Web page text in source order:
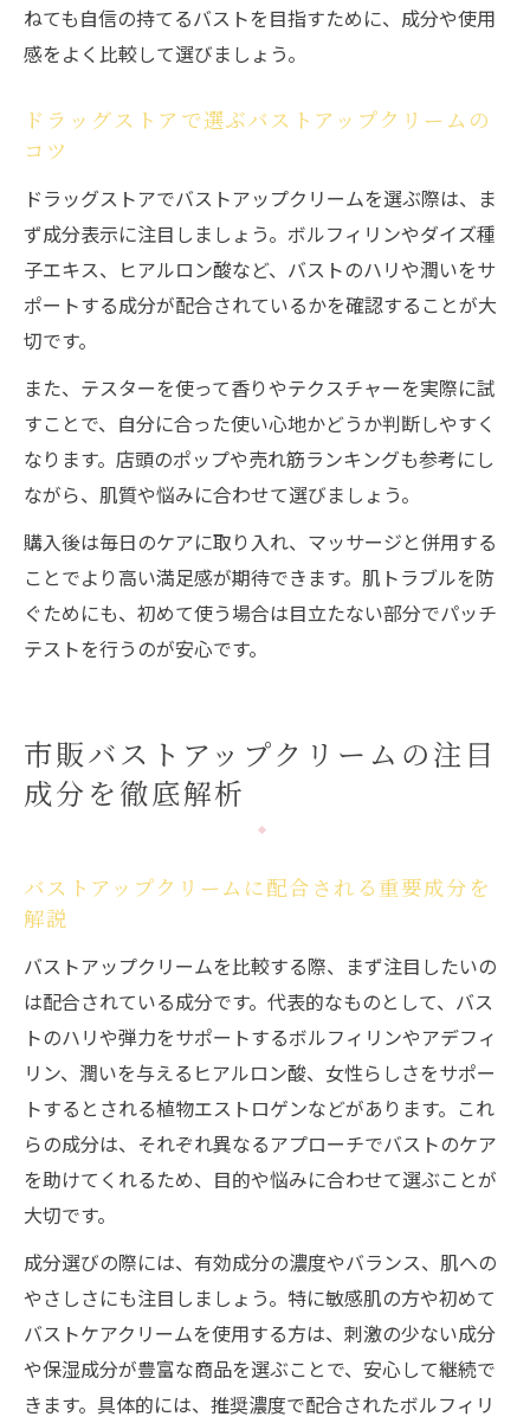
ねても自信の持てるバストを目指すために、成分や使用
感をよく比較して選びましょう。
ドラッグストアで選ぶバストアップクリームの
コツ
ドラッグストアでバストアップクリームを選ぶ際は、ま
ず成分表示に注目しましょう。ボルフィリンやダイズ種
子エキス、ヒアルロン酸など、バストのハリや潤いをサ
ポートする成分が配合されているかを確認することが大
切です。
また、テスターを使って香りやテクスチャーを実際に試
すことで、自分に合った使い心地かどうか判断しやすく
なります。店頭のポップや売れ筋ランキングも参考にし
ながら、肌質や悩みに合わせて選びましょう。
購入後は毎日のケアに取り入れ、マッサージと併用する
ことでより高い満足感が期待できます。肌トラブルを防
ぐためにも、初めて使う場合は目立たない部分でパッチ
テストを行うのが安心です。
市販バストアップクリームの注目
成分を徹底解析
バストアップクリームに配合される重要成分を
解説
バストアップクリームを比較する際、まず注目したいの
は配合されている成分です。代表的なものとして、バス
トのハリや弾力をサポートするボルフィリンやアデフィ
リン、潤いを与えるヒアルロン酸、女性らしさをサポー
トするとされる植物エストロゲンなどがあります。これ
らの成分は、それぞれ異なるアプローチでバストのケア
を助けてくれるため、目的や悩みに合わせて選ぶことが
大切です。
成分選びの際には、有効成分の濃度やバランス、肌への
やさしさにも注目しましょう。特に敏感肌の方や初めて
バストケアクリームを使用する方は、刺激の少ない成分
や保湿成分が豊富な商品を選ぶことで、安心して継続で
きます。具体的には、推奨濃度で配合されたボルフィリ